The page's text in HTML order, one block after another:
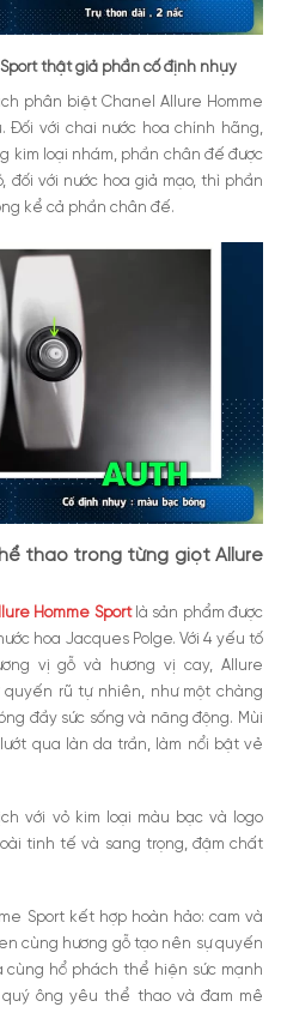
thật giả phần cố định nhụy
phân biệt Chanel Allure Homme
Đối với chai nước hoa chính hãng,
kim loại nhám, phần chân đế được
đối với nước hoa giả mạo, thì phần
kể cả phần chân đế.
thao trong từng giọt Allure
Homme Sportlà sản phẩm được
hoa Jacques Polge. Với 4 yếu tố
vị gỗ và hương vị cay, Allure
quyến rũ tự nhiên, như một chàng
đầy sức sống và năng động. Mùi
qua làn da trần, làm nổi bật vẻ
với vỏ kim loại màu bạc và logo
tinh tế và sang trọng, đậm chất
Sport kết hợp hoàn hảo: cam và
cùng hương gỗ tạo nên sự quyến
cùng hổ phách thể hiện sức mạnh
ông yêu thể thao và đam mê